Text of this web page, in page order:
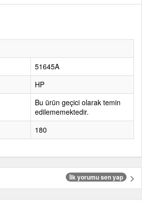
51645A
HP
Bu ürün geçici olarak temin
edilememektedir.
180
İlk yorumu sen yap